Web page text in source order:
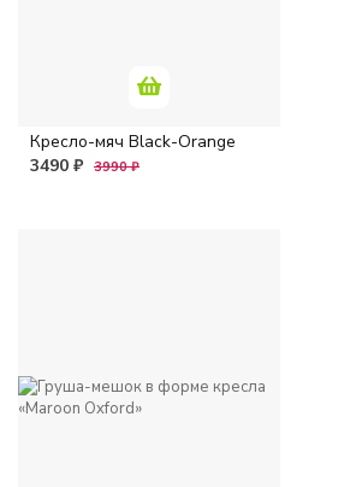
Кресло-мяч Black-Orange
3490 ₽ 3990 ₽